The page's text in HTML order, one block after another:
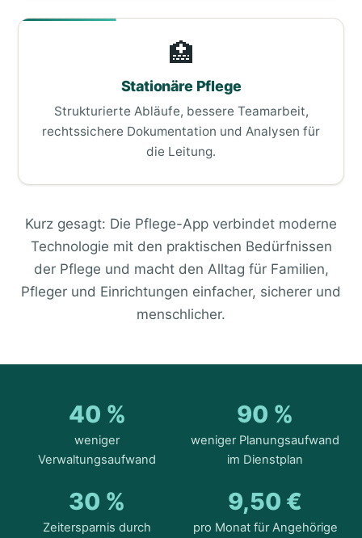
🏥
Stationäre Pflege
Strukturierte Abläufe, bessere Teamarbeit,
rechtssichere Dokumentation und Analysen für
die Leitung.
Kurz gesagt: Die Pflege-App verbindet moderne
Technologie mit den praktischen Bedürfnissen
der Pflege und macht den Alltag für Familien,
Pfleger und Einrichtungen einfacher, sicherer und
menschlicher.
40 %
weniger
Verwaltungsaufwand
90 %
weniger Planungsaufwand
im Dienstplan
30 %
Zeitersparnis durch
9,50 €
pro Monat für Angehörige